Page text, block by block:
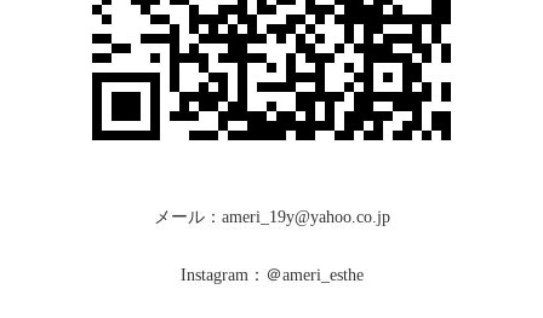
メール：ameri_19y@yahoo.co.jp
Instagram：＠ameri_esthe